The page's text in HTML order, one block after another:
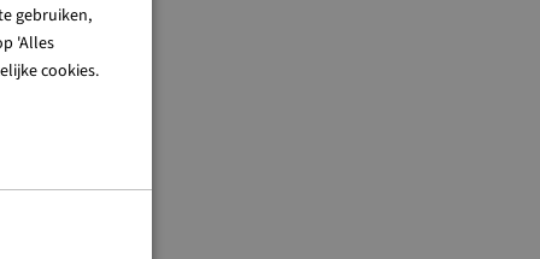
gebruiken,
'Alles
cookies.